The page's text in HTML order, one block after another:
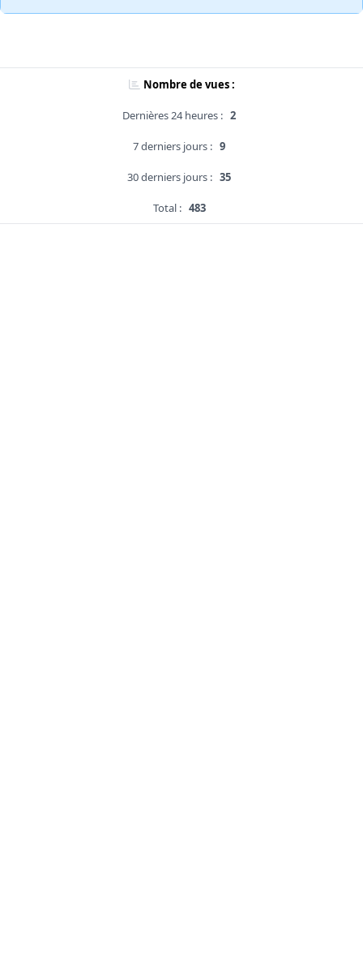
Nombre de vues :
Dernières 24 heures : 2
7 derniers jours : 9
30 derniers jours : 35
Total : 483